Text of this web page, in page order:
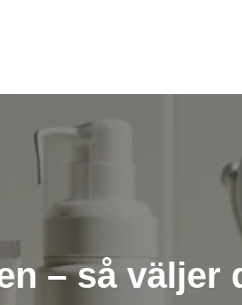
– så väljer